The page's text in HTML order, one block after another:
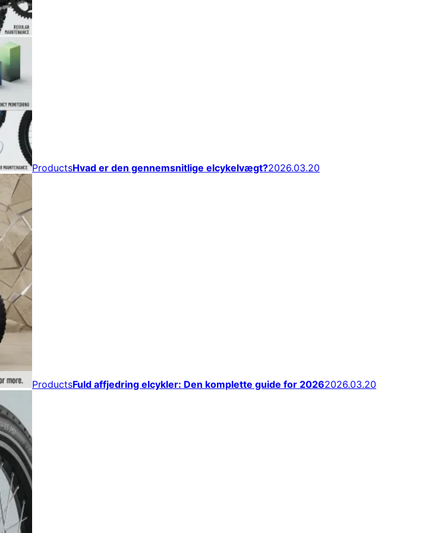
ProductsHvad er den gennemsnitlige elcykelvægt?2026.03.20
ProductsFuld affjedring elcykler: Den komplette guide for 20262026.03.20